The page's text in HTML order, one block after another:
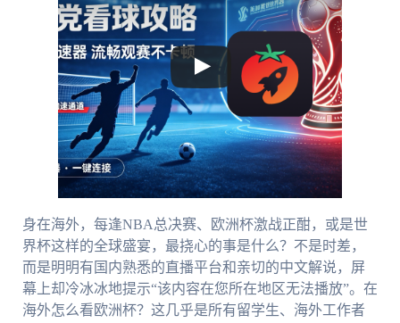
身在海外，每逢NBA总决赛、欧洲杯激战正酣，或是世
界杯这样的全球盛宴，最挠心的事是什么？不是时差，
而是明明有国内熟悉的直播平台和亲切的中文解说，屏
幕上却冷冰冰地提示“该内容在您所在地区无法播放”。在
海外怎么看欧洲杯？这几乎是所有留学生、海外工作者